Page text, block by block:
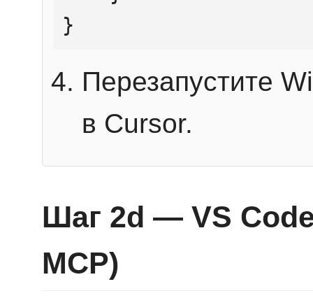
}
Перезапустите
в Cursor.
Шаг 2d — VS
MCP)